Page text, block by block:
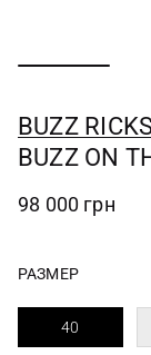
BUZZ
BUZZ ON
98 000 грн
РАЗМЕР
40